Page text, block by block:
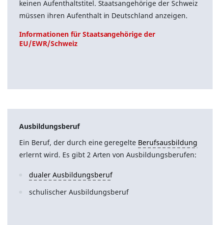
keinen Aufenthaltstitel. Staatsangehörige der Schweiz
müssen ihren Aufenthalt in Deutschland anzeigen.
Informationen für Staatsangehörige der
EU/EWR/Schweiz
Ausbildungsberuf
Ein Beruf, der durch eine geregelte Berufsausbildung
erlernt wird. Es gibt 2 Arten von Ausbildungsberufen:
dualer Ausbildungsberuf
schulischer Ausbildungsberuf